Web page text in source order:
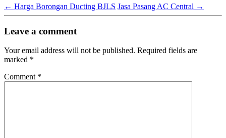
← Harga Borongan Ducting BJLS Jasa Pasang AC Central →
Leave a comment
Your email address will not be published. Required fields are
marked *
Comment *